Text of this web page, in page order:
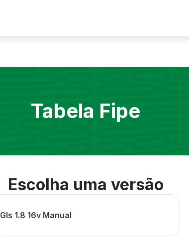
Tabela Fipe
Escolha uma versão
Gls 1.8 16v Manual